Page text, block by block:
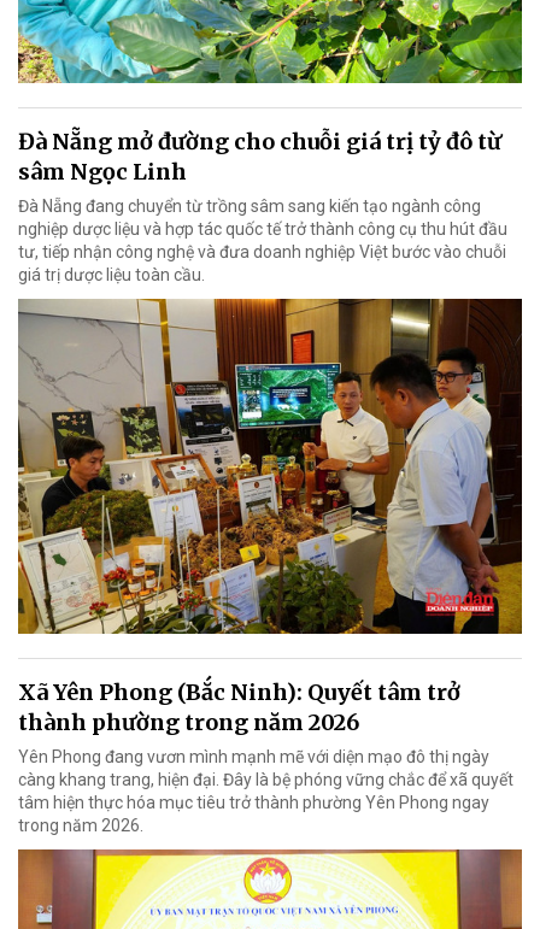
Đà Nẵng mở đường cho chuỗi giá trị tỷ đô từ
sâm Ngọc Linh
Đà Nẵng đang chuyển từ trồng sâm sang kiến tạo ngành công
nghiệp dược liệu và hợp tác quốc tế trở thành công cụ thu hút đầu
tư, tiếp nhận công nghệ và đưa doanh nghiệp Việt bước vào chuỗi
giá trị dược liệu toàn cầu.
Xã Yên Phong (Bắc Ninh): Quyết tâm trở
thành phường trong năm 2026
Yên Phong đang vươn mình mạnh mẽ với diện mạo đô thị ngày
càng khang trang, hiện đại. Đây là bệ phóng vững chắc để xã quyết
tâm hiện thực hóa mục tiêu trở thành phường Yên Phong ngay
trong năm 2026.